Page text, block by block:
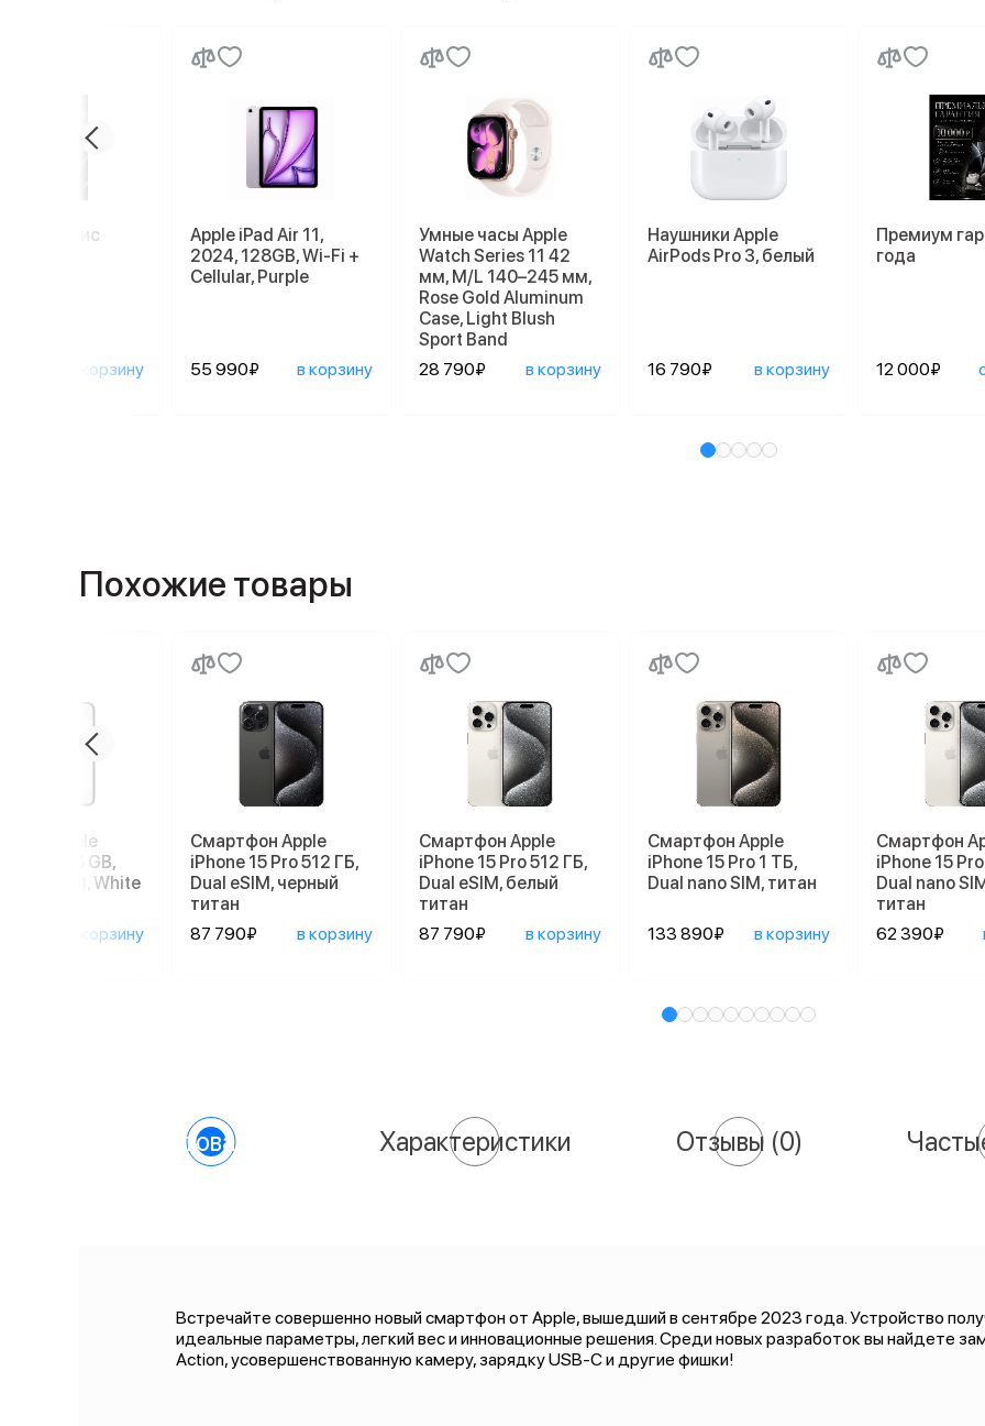
сервис
в корзину
Apple iPad Air 11,
2024, 128GB, Wi-Fi +
Cellular, Purple
55 990₽ в корзину
Умные часы Apple
Watch Series 11 42
мм, M/L 140–245 мм,
Rose Gold Aluminum
Case, Light Blush
Sport Band
28 790₽
в корзину
Наушники Apple
AirPods Pro 3, белый
16 790₽ в корзину
Премиум
года
12 000₽
Похожие товары
Apple
17e 256 GB,
(eSIM), White
в корзину
Смартфон Apple
iPhone 15 Pro 512 ГБ,
Dual eSIM, черный
титан
87 790₽
в корзину
Смартфон Apple
iPhone 15 Pro 512 ГБ,
Dual eSIM, белый
титан
87 790₽
в корзину
Смартфон Apple
iPhone 15 Pro 1 ТБ,
Dual nano SIM, титан
133 890₽ в корзину
Смартфон
iPhone 15
Dual nano
титан
62 390₽
О товаре Характеристики Отзывы (0)
Встречайте совершенно новый смартфон от Apple, вышедший в сентябре 2023 года. Устройство
идеальные параметры, легкий вес и инновационные решения. Среди новых разработок вы найдете
Action, усовершенствованную камеру, зарядку USB-C и другие фишки!